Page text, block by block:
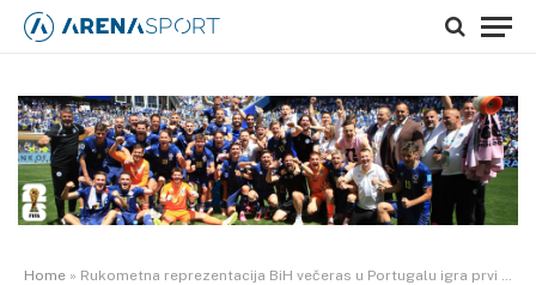
Home » Rukometna reprezentacija BiH večeras u Portugalu igra prvi meč baraža